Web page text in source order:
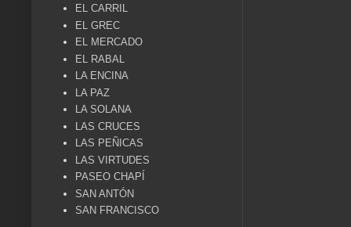
EL CARRIL
EL GREC
EL MERCADO
EL RABAL
LA ENCINA
LA PAZ
LA SOLANA
LAS CRUCES
LAS PEÑICAS
LAS VIRTUDES
PASEO CHAPÍ
SAN ANTÓN
SAN FRANCISCO